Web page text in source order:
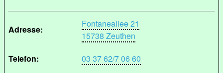
Adresse:
Fontaneallee 21
15738 Zeuthen
Telefon:
03 37 62/7 06 60